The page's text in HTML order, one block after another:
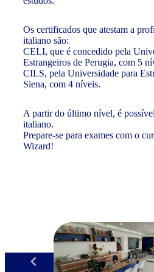
Os certificados que atestam a
italiano são:
CELI, que é concedido pela
Estrangeiros de Perugia, com 5
CILS, pela Universidade para
Siena, com 4 níveis.
A partir do último nível, é
italiano.
Prepare-se para exames com o
Wizard!